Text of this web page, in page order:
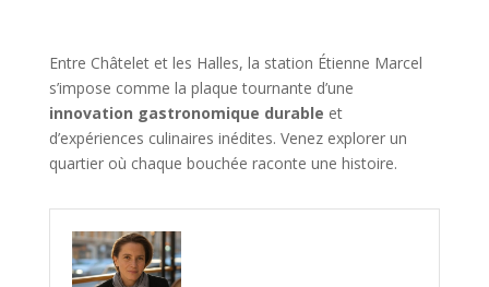
Entre Châtelet et les Halles, la station Étienne Marcel
s’impose comme la plaque tournante d’une
innovation gastronomique durable et
d’expériences culinaires inédites. Venez explorer un
quartier où chaque bouchée raconte une histoire.